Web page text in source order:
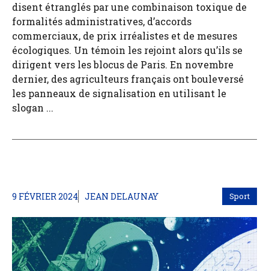
disent étranglés par une combinaison toxique de
formalités administratives, d’accords
commerciaux, de prix irréalistes et de mesures
écologiques. Un témoin les rejoint alors qu’ils se
dirigent vers les blocus de Paris. En novembre
dernier, des agriculteurs français ont bouleversé
les panneaux de signalisation en utilisant le
slogan ...
9 FÉVRIER 2024 JEAN DELAUNAY Sport